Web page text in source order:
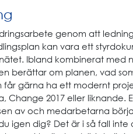
genom att
kan vara ett
Ibland kombinerat med
berättar om planen, vad
får gärna ha ett modernt
Change 2017 eller liknande.
av och medarbetarna
igen dig? Det är i så fall inte